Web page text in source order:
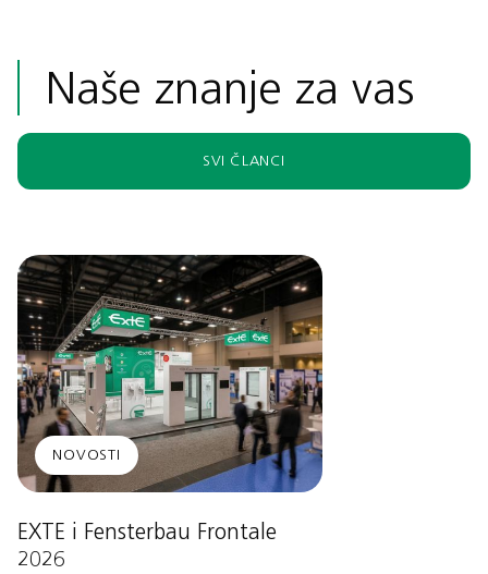
Naše znanje za vas
SVI ČLANCI
NOVOSTI
EXTE i Fensterbau Frontale
2026